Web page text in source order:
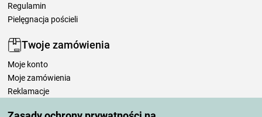
Regulamin
Pielęgnacja pościeli
Twoje zamówienia
Moje konto
Moje zamówienia
Reklamacje